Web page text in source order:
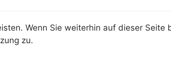
Wenn Sie weiterhin auf dieser Seite
zu.